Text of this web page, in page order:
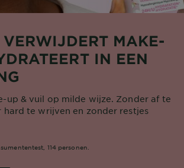
VERWIJDERT MAKE-
IN EEN
up & vuil op milde wijze. Zonder af te
hard te wrijven en zonder restjes
114 personen.